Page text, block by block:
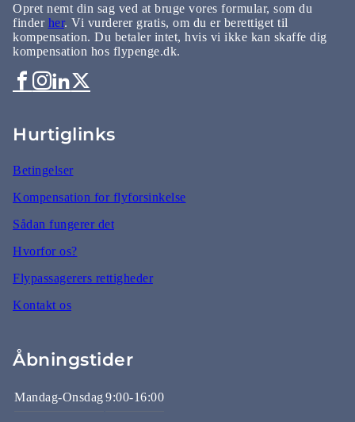
Opret nemt din sag ved at bruge vores formular, som du
finder her. Vi vurderer gratis, om du er berettiget til
kompensation. Du betaler intet, hvis vi ikke kan skaffe dig
kompensation hos flypenge.dk.
Hurtiglinks
Betingelser
Kompensation for flyforsinkelse
Sådan fungerer det
Hvorfor os?
Flypassagerers rettigheder
Kontakt os
Åbningstider
Mandag-Onsdag9:00-16:00